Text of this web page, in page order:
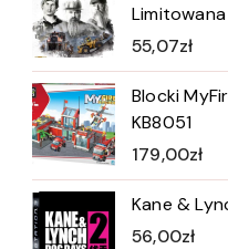
55,07zł
Blocki
KB8051
179,00zł
Kane &
56,00zł